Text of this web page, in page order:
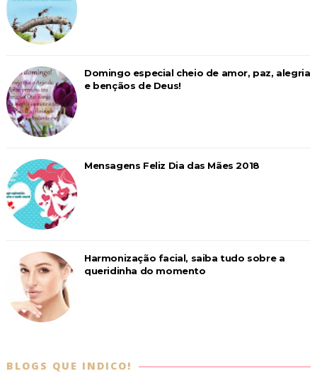
Domingo especial cheio de amor, paz, alegria
e bençãos de Deus!
Mensagens Feliz Dia das Mães 2018
Harmonização facial, saiba tudo sobre a
queridinha do momento
BLOGS QUE INDICO!